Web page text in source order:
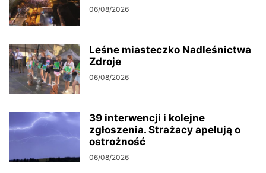
06/08/2026
Leśne miasteczko Nadleśnictwa
Zdroje
06/08/2026
39 interwencji i kolejne
zgłoszenia. Strażacy apelują o
ostrożność
06/08/2026